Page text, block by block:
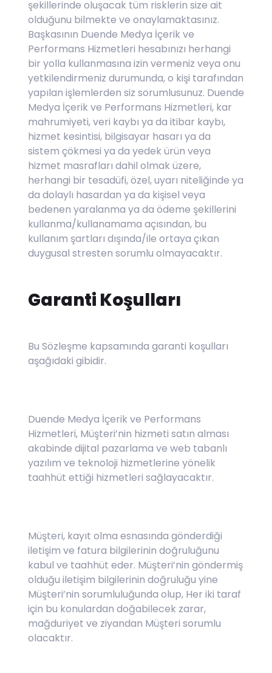
şekillerinde oluşacak tüm risklerin size ait
olduğunu bilmekte ve onaylamaktasınız.
Başkasının Duende Medya İçerik ve
Performans Hizmetleri hesabınızı herhangi
bir yolla kullanmasına izin vermeniz veya onu
yetkilendirmeniz durumunda, o kişi tarafından
yapılan işlemlerden siz sorumlusunuz. Duende
Medya İçerik ve Performans Hizmetleri, kar
mahrumiyeti, veri kaybı ya da itibar kaybı,
hizmet kesintisi, bilgisayar hasarı ya da
sistem çökmesi ya da yedek ürün veya
hizmet masrafları dahil olmak üzere,
herhangi bir tesadüfi, özel, uyarı niteliğinde ya
da dolaylı hasardan ya da kişisel veya
bedenen yaralanma ya da ödeme şekillerini
kullanma/kullanamama açısından, bu
kullanım şartları dışında/ile ortaya çıkan
duygusal stresten sorumlu olmayacaktır.
Garanti Koşulları
Bu Sözleşme kapsamında garanti koşulları
aşağıdaki gibidir.
Duende Medya İçerik ve Performans
Hizmetleri, Müşteri’nin hizmeti satın alması
akabinde dijital pazarlama ve web tabanlı
yazılım ve teknoloji hizmetlerine yönelik
taahhüt ettiği hizmetleri sağlayacaktır.
Müşteri, kayıt olma esnasında gönderdiği
iletişim ve fatura bilgilerinin doğruluğunu
kabul ve taahhüt eder. Müşteri’nin göndermiş
olduğu iletişim bilgilerinin doğruluğu yine
Müşteri’nin sorumluluğunda olup, Her iki taraf
için bu konulardan doğabilecek zarar,
mağduriyet ve ziyandan Müşteri sorumlu
olacaktır.